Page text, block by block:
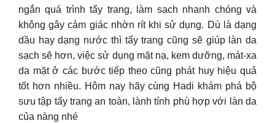
ngắn quá trình tẩy trang, làm sạch nhanh chóng và
không gây cảm giác nhờn rít khi sử dụng. Dù là dạng
dầu hay dạng nước thì tẩy trang cũng sẽ giúp làn da
sạch sẽ hơn, việc sử dụng mặt nạ, kem dưỡng, mát-xa
da mặt ở các bước tiếp theo cũng phát huy hiệu quả
tốt hơn nhiều. Hôm nay hãy cùng Hadi khám phá bộ
sưu tập tẩy trang an toàn, lành tính phù hợp với làn da
của nàng nhé